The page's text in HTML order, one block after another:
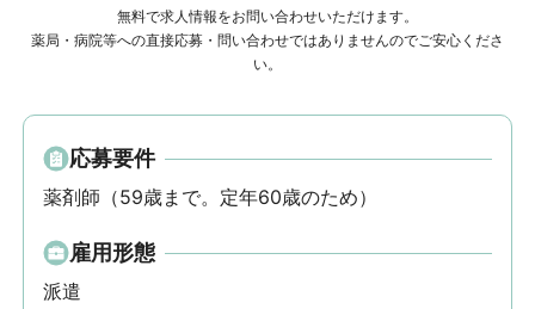
無料で求人情報をお問い合わせいただけます。
薬局・病院等への直接応募・問い合わせではありませんのでご安心くださ
い。
応募要件
薬剤師（59歳まで。定年60歳のため）
雇用形態
派遣